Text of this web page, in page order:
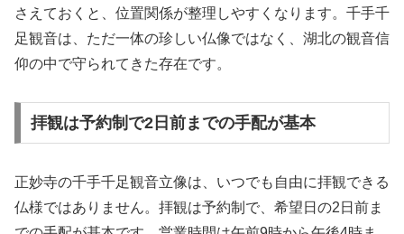
さえておくと、位置関係が整理しやすくなります。千手千
足観音は、ただ一体の珍しい仏像ではなく、湖北の観音信
仰の中で守られてきた存在です。
拝観は予約制で2日前までの手配が基本
正妙寺の千手千足観音立像は、いつでも自由に拝観できる
仏様ではありません。拝観は予約制で、希望日の2日前ま